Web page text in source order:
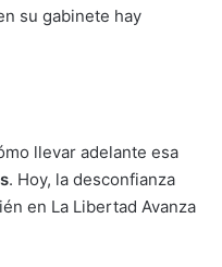
su gabinete hay
llevar adelante esa
. Hoy, la desconfianza
en La Libertad Avanza